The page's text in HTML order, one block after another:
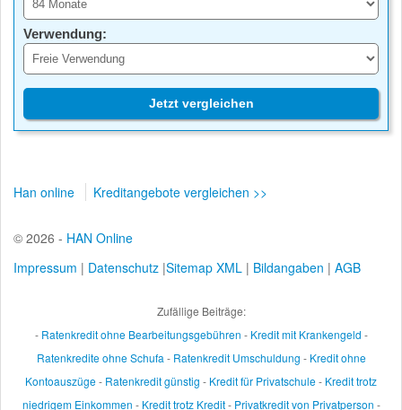
Verwendung:
Jetzt vergleichen
Han online Kreditangebote vergleichen >>
© 2026 - HAN Online
Impressum | Datenschutz |Sitemap XML | Bildangaben | AGB
Zufällige Beiträge:
- Ratenkredit ohne Bearbeitungsgebühren - Kredit mit Krankengeld -
Ratenkredite ohne Schufa - Ratenkredit Umschuldung - Kredit ohne
Kontoauszüge- Ratenkredit günstig - Kredit für Privatschule- Kredit trotz
niedrigem Einkommen - Kredit trotz Kredit- Privatkredit von Privatperson -